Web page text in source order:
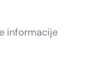
informacije